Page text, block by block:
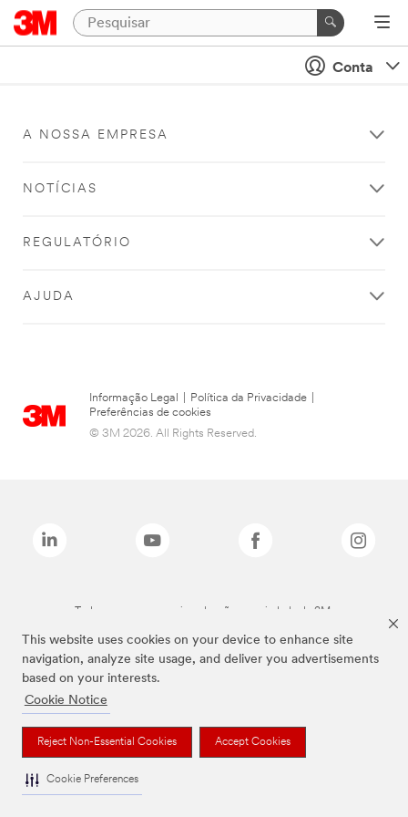
This website uses cookies on your device to enhance site
navigation, analyze site usage, and deliver you advertisements
based on your interests.
Cookie Notice
Reject Non-Essential Cookies Accept Cookies
Cookie Preferences
Conta
A NOSSA EMPRESA
NOTÍCIAS
REGULATÓRIO
AJUDA
Informação Legal Política da Privacidade
Preferências de cookies
© 3M 2026. All Rights Reserved.
Todas as marcas mencionadas são propriedade da 3M.